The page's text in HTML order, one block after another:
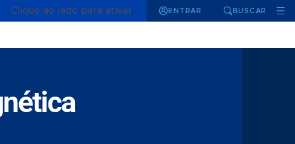
Clique ao lado para ativar ENTRAR BUSCAR